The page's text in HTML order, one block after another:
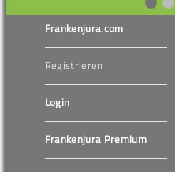
Frankenjura.com
Registrieren
Login
Frankenjura Premium